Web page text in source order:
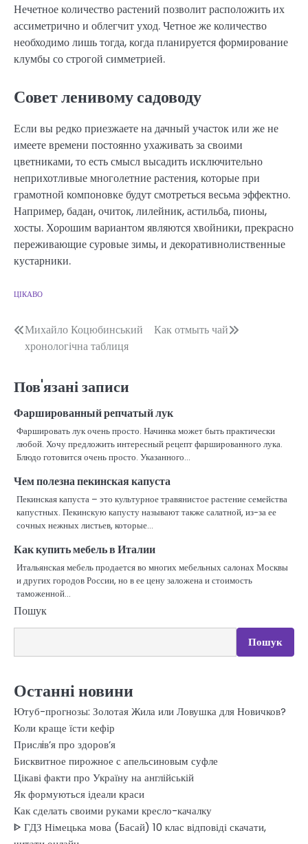
Нечетное количество растений позволит расположить их
ассиметрично и облегчит уход. Четное же количество
необходимо лишь тогда, когда планируется формирование
клумбы со строгой симметрией.
Совет ленивому садоводу
Если вы редко приезжаете на дачный участок или же не
имеете времени постоянно ухаживать за своими
цветниками, то есть смысл высадить исключительно
неприхотливые многолетние растения, которые при
грамотной компоновке будут смотреться весьма эффектно.
Например, бадан, очиток, лилейник, астильба, пионы,
хосты. Хорошим вариантом являются хвойники, прекрасно
переживающие суровые зимы, и декоративнолиственные
кустарники.
ЦІКАВО
Навігація
записів
Михайло Коцюбинський
хронологічна таблиця
Как отмыть чай
Пов'язані записи
Фаршированный репчатый лук
Фаршировать лук очень просто. Начинка может быть практически
любой. Хочу предложить интересный рецепт фаршированного лука.
Блюдо готовится очень просто. Указанного…
Чем полезна пекинская капуста
Пекинская капуста – это культурное травянистое растение семейства
капустных. Пекинскую капусту называют также салатной, из-за ее
сочных нежных листьев, которые…
Как купить мебель в Италии
Итальянская мебель продается во многих мебельных салонах Москвы
и других городов России, но в ее цену заложена и стоимость
таможенной…
Пошук
Пошук
Останні новини
Ютуб-прогнозы: Золотая Жила или Ловушка для Новичков?
Коли краще їсти кефір
Прислiв’я про здоров’я
Бисквитное пирожное с апельсиновым суфле
Цікаві факти про Україну на англійській
Як формуються ідеали краси
Как сделать своими руками кресло-качалку
ᐈ ГДЗ Німецька мова (Басай) 10 клас відповіді скачати,